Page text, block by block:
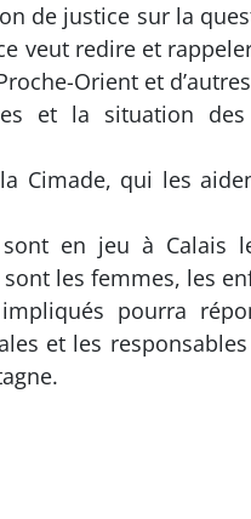
de justice sur la
veut redire et
Orient et
et la situation
Cimade, qui les
en jeu à Calais
les femmes, les
pourra
et les